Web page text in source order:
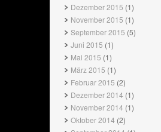
Dezember 2015 (1)
November 2015 (1)
September 2015 (5)
Juni 2015 (1)
Mai 2015 (1)
März 2015 (1)
Februar 2015 (2)
Dezember 2014 (1)
November 2014 (1)
Oktober 2014 (2)